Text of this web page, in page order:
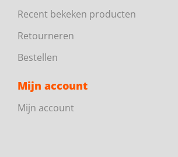
Recent bekeken producten
Retourneren
Bestellen
Mijn account
Mijn account